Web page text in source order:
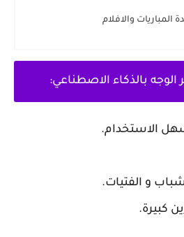
والافلام
بالذكاء الاصطناعي:
الاستخدام.
و الفتيات.
كبيرة.